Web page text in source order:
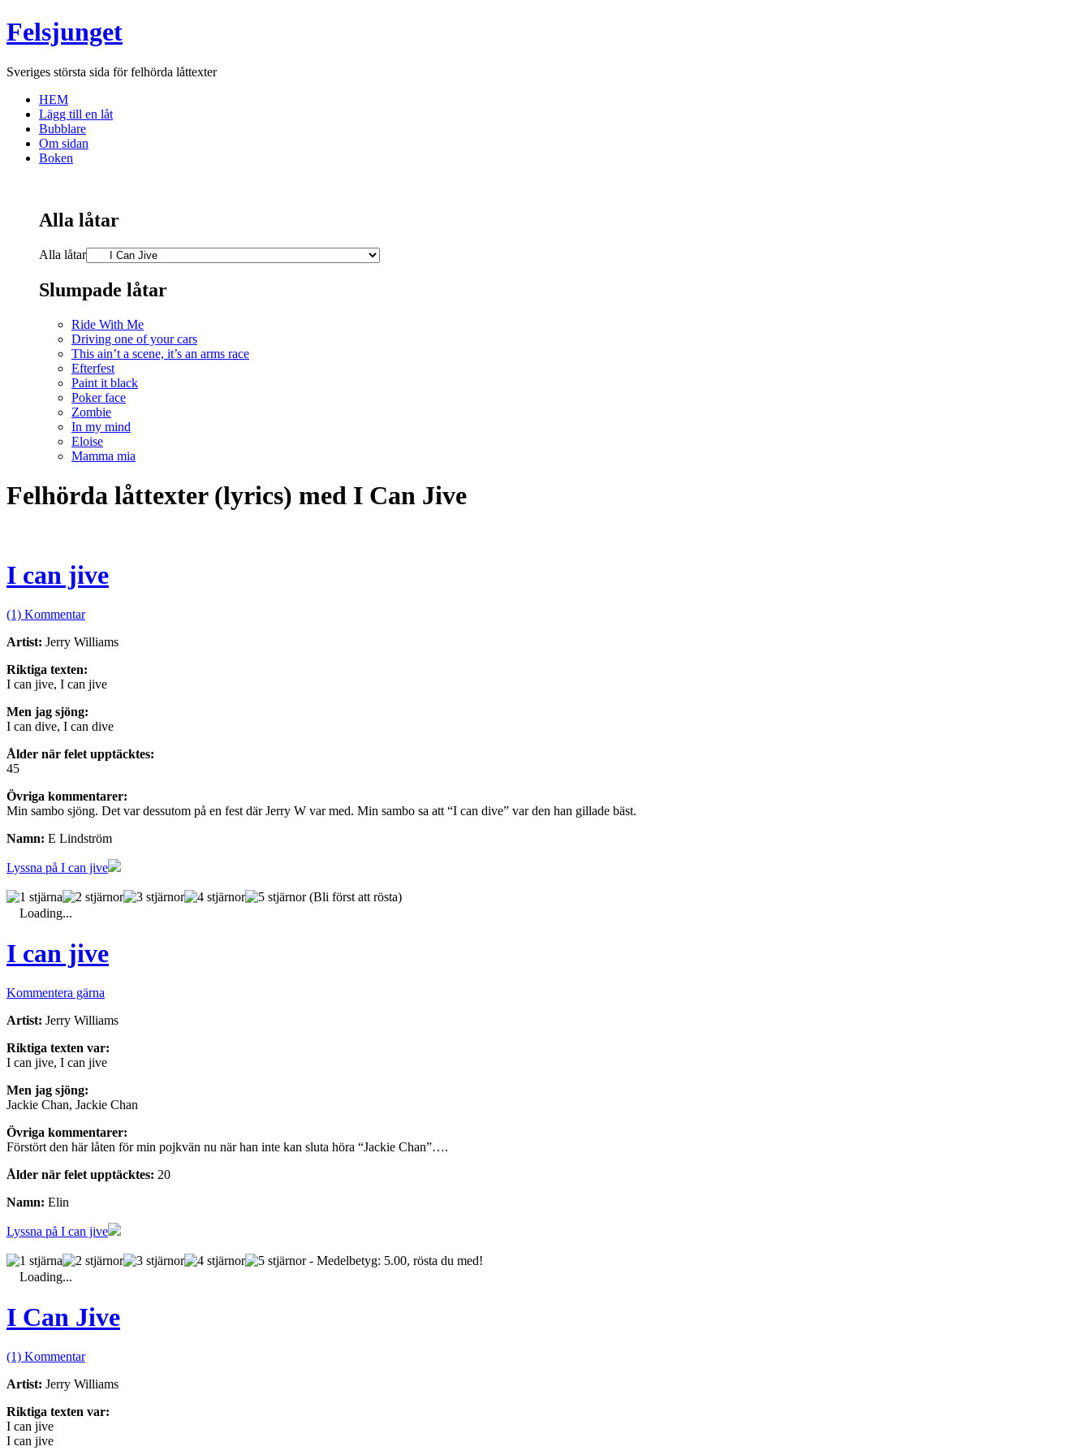
Felsjunget
Sveriges största sida för felhörda låttexter
HEM
Lägg till en låt
Bubblare
Om sidan
Boken
Alla låtar
Alla låtar
Slumpade låtar
Ride With Me
Driving one of your cars
This ain’t a scene, it’s an arms race
Efterfest
Paint it black
Poker face
Zombie
In my mind
Eloise
Mamma mia
Felhörda låttexter (lyrics) med I Can Jive
I can jive
(1) Kommentar
Artist: Jerry Williams
Riktiga texten:
I can jive, I can jive
Men jag sjöng:
I can dive, I can dive
Ålder när felet upptäcktes:
45
Övriga kommentarer:
Min sambo sjöng. Det var dessutom på en fest där Jerry W var med. Min sambo sa att “I can dive” var den han gillade bäst.
Namn: E Lindström
Lyssna på I can jive
(Bli först att rösta)
Loading...
I can jive
Kommentera gärna
Artist: Jerry Williams
Riktiga texten var:
I can jive, I can jive
Men jag sjöng:
Jackie Chan, Jackie Chan
Övriga kommentarer:
Förstört den här låten för min pojkvän nu när han inte kan sluta höra “Jackie Chan”….
Ålder när felet upptäcktes: 20
Namn: Elin
Lyssna på I can jive
- Medelbetyg: 5.00, rösta du med!
Loading...
I Can Jive
(1) Kommentar
Artist: Jerry Williams
Riktiga texten var:
I can jive
I can jive